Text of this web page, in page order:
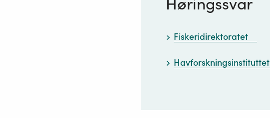
Fiskeridirektoratet
Havforskningsinstituttet